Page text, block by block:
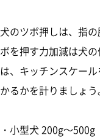
犬のツボ押しは、指
ボを押す力加減は犬
は、キッチンスケー
かるかを計りましょ
・小型犬 200g～500g